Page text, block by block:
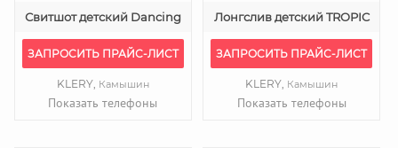
Свитшот детский Dancing
ЗАПРОСИТЬ ПРАЙС-ЛИСТ
KLERY, Камышин
Показать телефоны
Лонгслив детский TROPIC
ЗАПРОСИТЬ ПРАЙС-ЛИСТ
KLERY, Камышин
Показать телефоны